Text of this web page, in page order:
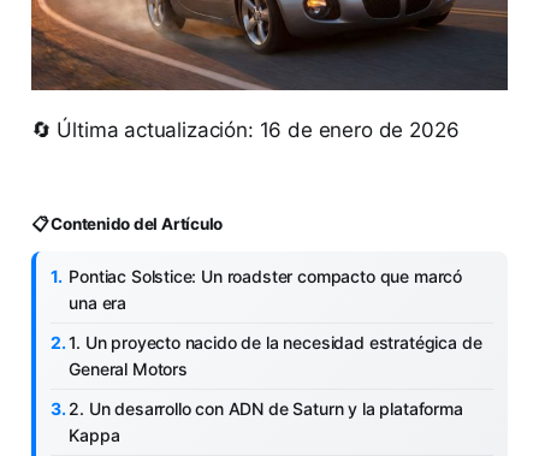
🔄 Última actualización: 16 de enero de 2026
📋 Contenido del Artículo
Pontiac Solstice: Un roadster compacto que marcó
una era
1. Un proyecto nacido de la necesidad estratégica de
General Motors
2. Un desarrollo con ADN de Saturn y la plataforma
Kappa